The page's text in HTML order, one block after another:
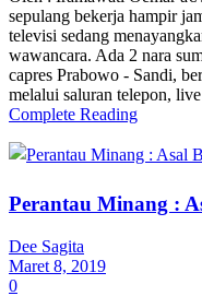
sepulang bekerja hampir
televisi sedang
wawancara. Ada 2 nara
capres Prabowo - Sandi,
melalui saluran telepon,
Complete Reading
Perantau Minang :
Dee Sagita
Maret 8, 2019
0